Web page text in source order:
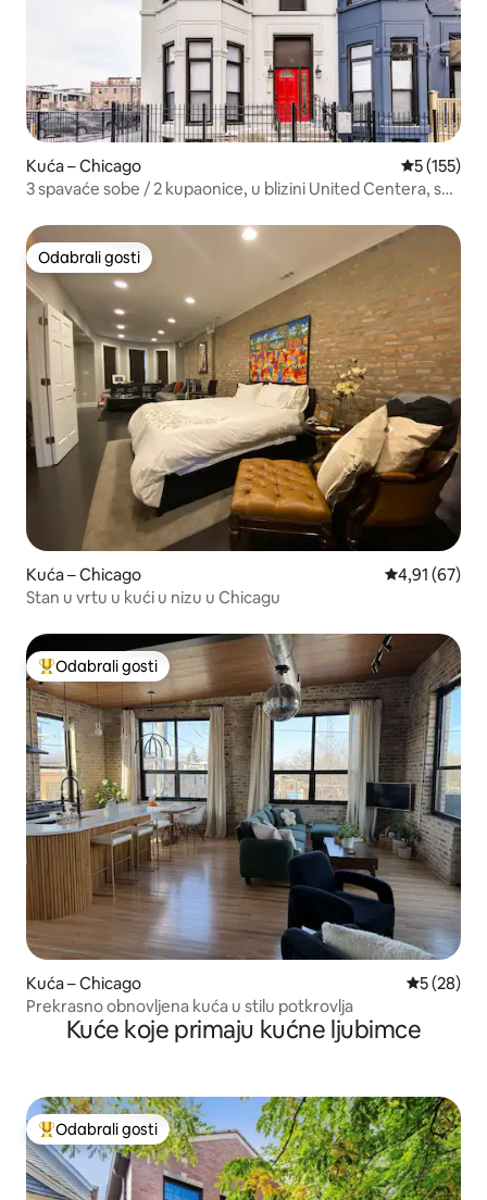
Kuća – Chicago Prosječna
5 (155)
3 spavaće sobe / 2 kupaonice, u blizini United Centera, s
Odabrali gosti
Odabrali gosti
Kuća – Chicago Prosječna
4,91 (67)
Stan u vrtu u kući u nizu u Chicagu
Među najviše rangiranima s oznakom „Odabrali gosti”
Odabrali gosti
Kuća – Chicago Prosječna
5 (28)
Prekrasno obnovljena kuća u stilu potkrovlja
Kuće koje primaju kućne ljubimce
Među najviše rangiranima s oznakom „Odabrali gosti”
Odabrali gosti